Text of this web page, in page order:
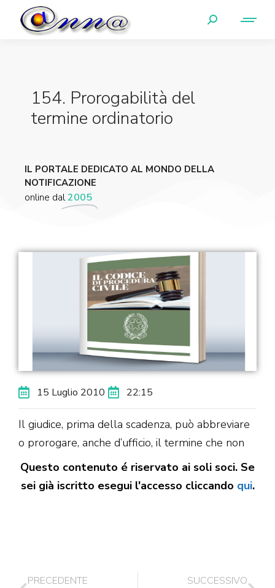
154. Prorogabilità del
termine ordinatorio
IL PORTALE DEDICATO AL MONDO DELLA
NOTIFICAZIONE
online dal2005
15 Luglio 2010 22:15
Il giudice, prima della scadenza, può abbreviare
o prorogare, anche d’ufficio, il termine che non
Questo contenuto é riservato ai soli soci. Se
sei già iscritto esegui l'accesso cliccando qui.
PRECEDENTE SUCCESSIVO